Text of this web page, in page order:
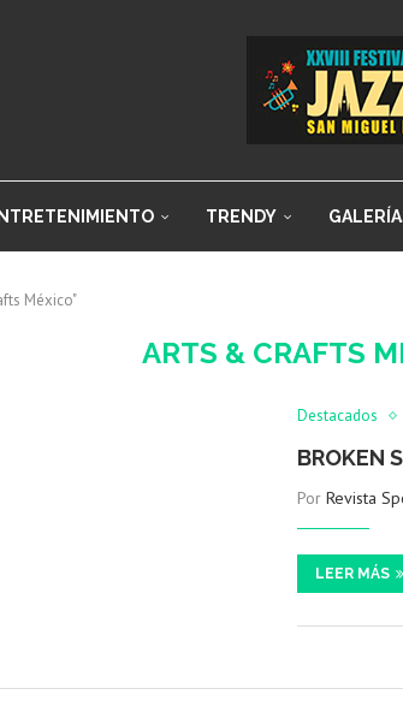
TRENDY
México"
ARTS & CRAFTS
Destacados
BROKEN
PorRevista
LEER MÁS